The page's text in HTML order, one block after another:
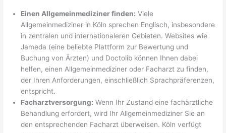
Einen Allgemeinmediziner finden: Viele
Allgemeinmediziner in Köln sprechen Englisch, insbesondere
in zentralen und internationaleren Gebieten. Websites wie
Jameda (eine beliebte Plattform zur Bewertung und
Buchung von Ärzten) und Doctolib können Ihnen dabei
helfen, einen Allgemeinmediziner oder Facharzt zu finden,
der Ihren Anforderungen, einschließlich Sprachpräferenzen,
entspricht.
Facharztversorgung: Wenn Ihr Zustand eine fachärztliche
Behandlung erfordert, wird Ihr Allgemeinmediziner Sie an
den entsprechenden Facharzt überweisen. Köln verfügt